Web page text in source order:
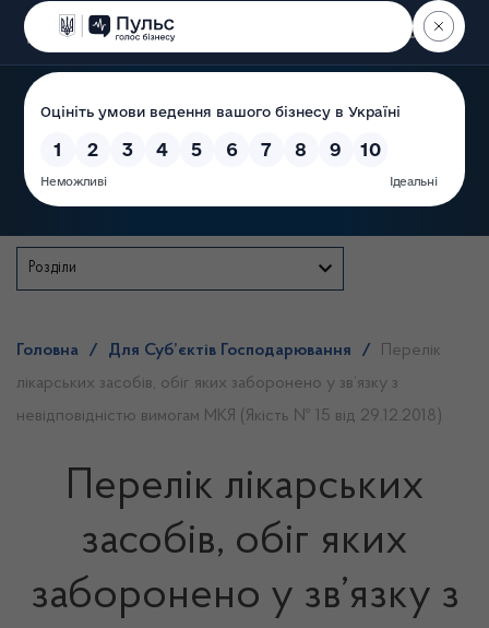
Пошук
Розділи
Головна / Для Суб’єктів Господарювання /
Перелік
лікарських засобів, обіг яких заборонено у зв’язку з
невідповідністю вимогам МКЯ (Якість № 15 від 29.12.2018)
Перелік лікарських
засобів, обіг яких
заборонено у зв’язку з